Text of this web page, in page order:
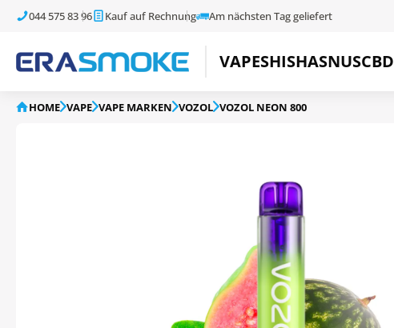
044 575 83 96 Kauf auf Rechnung Am nächsten Tag geliefert
VAPESHISHASNUSCBD
HOME VAPE VAPE MARKEN VOZOL VOZOL NEON 800